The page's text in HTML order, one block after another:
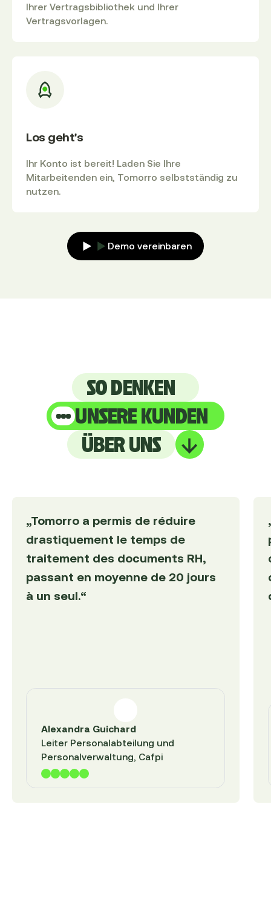
Ihrer Vertragsbibliothek und Ihrer
Vertragsvorlagen.
Los geht's
Ihr Konto ist bereit! Laden Sie Ihre
Mitarbeitenden ein, Tomorro selbstständig zu
nutzen.
Demo vereinbaren
SO DENKEN
UNSERE KUNDEN
ÜBER UNS
„Tomorro a permis de réduire
drastiquement le temps de
traitement des documents RH,
passant en moyenne de 20 jours
à un seul.“
Alexandra Guichard
Leiter Personalabteilung und
Personalverwaltung, Cafpi